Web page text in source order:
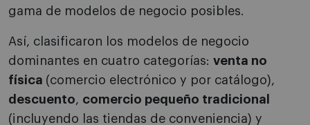
gama de modelos de negocio posibles.
Así, clasificaron los modelos de negocio
dominantes en cuatro categorías: venta no
física (comercio electrónico y por catálogo),
descuento, comercio pequeño tradicional
(incluyendo las tiendas de conveniencia) y